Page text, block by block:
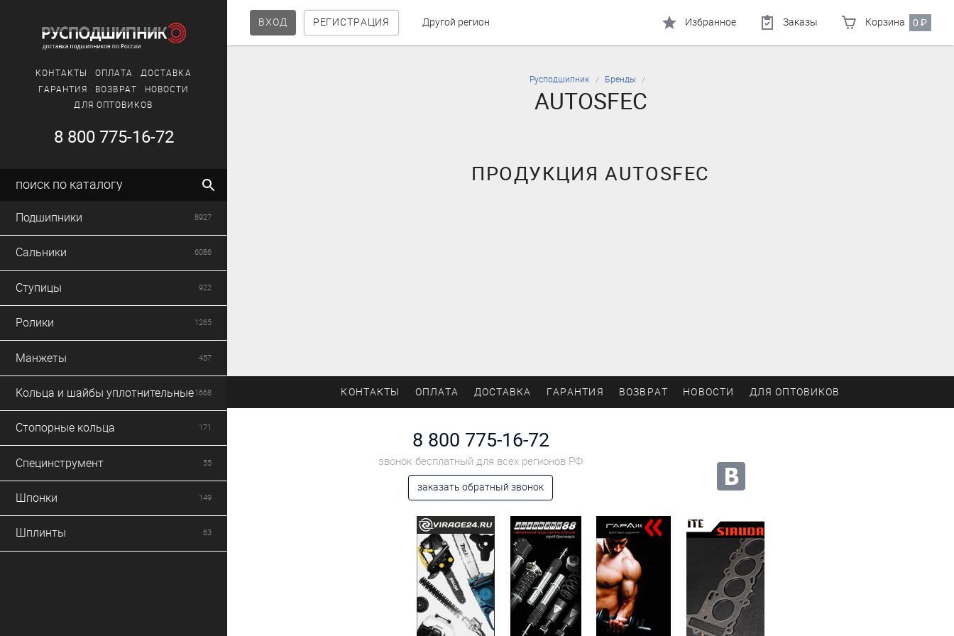
ВХОД РЕГИСТРАЦИЯ Другой регион Избранное Заказы Корзина 0₽
КОНТАКТЫ ОПЛАТА
ДОСТАВКА
ГАРАНТИЯ
ВОЗВРАТ
НОВОСТИ
ДЛЯ ОПТОВИКОВ
8 800 775-16-72
поиск по каталогу
Подшипники 8927
Сальники 6086
Ступицы 922
Ролики 1265
Манжеты 457
Кольца и шайбы уплотнительные1668
Стопорные кольца 171
Специнструмент 55
Шпонки 149
Шплинты 63
Русподшипник Бренды
AUTOSFEC
ПРОДУКЦИЯ AUTOSFEC
КОНТАКТЫ ОПЛАТА ДОСТАВКА ГАРАНТИЯ ВОЗВРАТ НОВОСТИ ДЛЯ ОПТОВИКОВ
8 800 775-16-72
звонок бесплатный для всех регионов РФ
заказать обратный звонок